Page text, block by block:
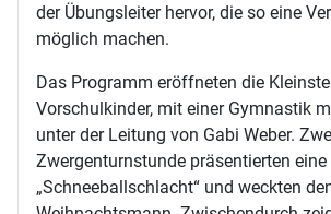
der Übungsleiter hervor, die so eine
möglich machen.
Das Programm eröffneten die
Vorschulkinder, mit einer Gymnastik
unter der Leitung von Gabi Weber.
Zwergenturnstunde präsentierten eine
„Schneeballschlacht“ und weckten